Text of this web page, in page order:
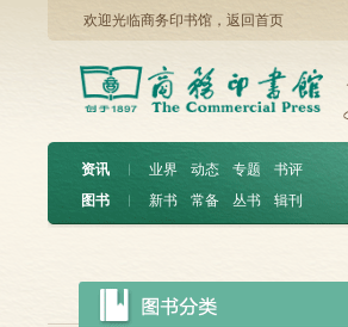
欢迎光临商务印书馆， 返回首页
资讯 ︱ 业界 动态 专题
书评
图书
︱ 新书 常备 丛书 辑刊